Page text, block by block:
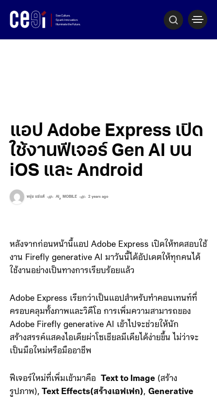
แอป Adobe Express เปิด
ใช้งานฟีเจอร์ Gen AI บน
iOS และ Android
หนุ่ย แซ่แต้ AI , MOBILE 2 years ago
หลังจากก่อนหน้านี้แอป Adobe Express เปิดให้ทดสอบใช้
งาน Firefly generative AI มาวันนี้ได้อัปเดตให้ทุกคนได้
ใช้งานอย่างเป็นทางการเรียบร้อยแล้ว
Adobe Express เรียกว่าเป็นแอปสำหรับทำคอนเทนท์ที่
ครอบคลุมทั้งภาพและวิดีโอ การเพิ่มความสามารถของ
Adobe Firefly generative AI เข้าไปจะช่วยให้นัก
สร้างสรรค์แสดงไอเดียผ่าโซเชียลมีเดียได้ง่ายขึ้น ไม่ว่าจะ
เป็นมือใหม่หรือมืออาชีพ
ฟีเจอร์ใหม่ที่เพิ่มเข้ามาคือ Text to Image (สร้าง
รูปภาพ), Text Effects(สร้างเอฟเฟก), Generative